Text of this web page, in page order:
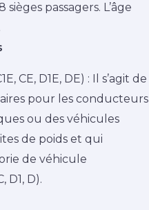
passagers. L’âge
CE, D1E, DE) : Il s’agit de
pour les conducteurs
ou des véhicules
de poids et qui
de véhicule
D1, D).